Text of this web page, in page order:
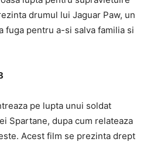
drumul lui Jaguar Paw, un
fuga pentru a-si salva familia si
pe lupta unui soldat
Spartane, dupa cum relateaza
Acest film se prezinta drept